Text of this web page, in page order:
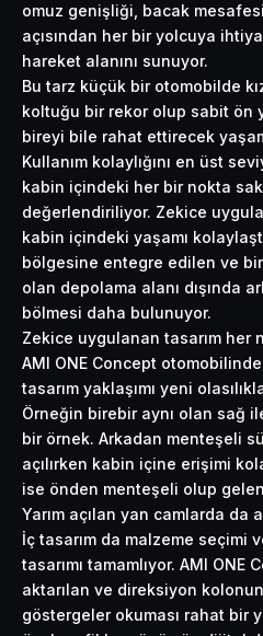
omuz genişliği, bacak
açısından her bir yolcuya
hareket alanını sunuyor.
Bu tarz küçük bir otomobilde
koltuğu bir rekor olup sabit ön
bireyi bile rahat ettirecek
Kullanım kolaylığını en üst
kabin içindeki her bir nokta
değerlendiriliyor. Zekice
kabin içindeki yaşamı
bölgesine entegre edilen ve
olan depolama alanı dışında
bölmesi daha bulunuyor.
Zekice uygulanan tasarım her
AMI ONE Concept
tasarım yaklaşımı yeni
Örneğin birebir aynı olan sağ
bir örnek. Arkadan menteşeli
açılırken kabin içine erişimi
ise önden menteşeli olup
Yarım açılan yan camlarda da
İç tasarım da malzeme seçimi
tasarımı tamamlıyor. AMI
aktarılan ve direksiyon
göstergeler okuması rahat bir